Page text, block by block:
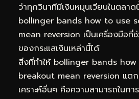
ว่าทุกวินาทีมีเงินหมุนเวียนในตลา
bollinger bands how to use
mean reversion เป็นเครื่องมือ
ของกระแสเงินเหล่านี้ได้
สิ่งที่ทำให้ bollinger bands
breakout mean reversion แตก
เคราะห์อื่นๆ คือความสามารถในก